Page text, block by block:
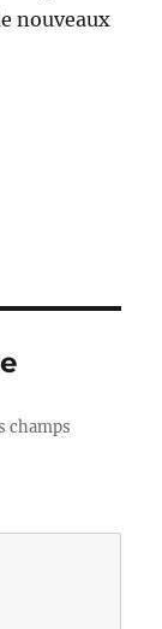
nouveaux
champs